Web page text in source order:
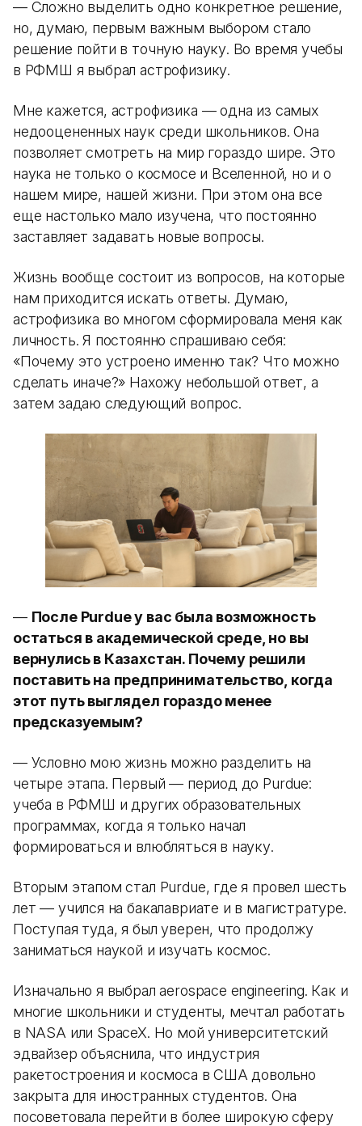
— Сложно выделить одно конкретное решение,
но, думаю, первым важным выбором стало
решение пойти в точную науку. Во время учебы
в РФМШ я выбрал астрофизику.
Мне кажется, астрофизика — одна из самых
недооцененных наук среди школьников. Она
позволяет смотреть на мир гораздо шире. Это
наука не только о космосе и Вселенной, но и о
нашем мире, нашей жизни. При этом она все
еще настолько мало изучена, что постоянно
заставляет задавать новые вопросы.
Жизнь вообще состоит из вопросов, на которые
нам приходится искать ответы. Думаю,
астрофизика во многом сформировала меня как
личность. Я постоянно спрашиваю себя:
«Почему это устроено именно так? Что можно
сделать иначе?» Нахожу небольшой ответ, а
затем задаю следующий вопрос.
— После Purdue у вас была возможность
остаться в академической среде, но вы
вернулись в Казахстан. Почему решили
поставить на предпринимательство, когда
этот путь выглядел гораздо менее
предсказуемым?
— Условно мою жизнь можно разделить на
четыре этапа. Первый — период до Purdue:
учеба в РФМШ и других образовательных
программах, когда я только начал
формироваться и влюбляться в науку.
Вторым этапом стал Purdue, где я провел шесть
лет — учился на бакалавриате и в магистратуре.
Поступая туда, я был уверен, что продолжу
заниматься наукой и изучать космос.
Изначально я выбрал aerospace engineering. Как и
многие школьники и студенты, мечтал работать
в NASA или SpaceX. Но мой университетский
эдвайзер объяснила, что индустрия
ракетостроения и космоса в США довольно
закрыта для иностранных студентов. Она
посоветовала перейти в более широкую сферу